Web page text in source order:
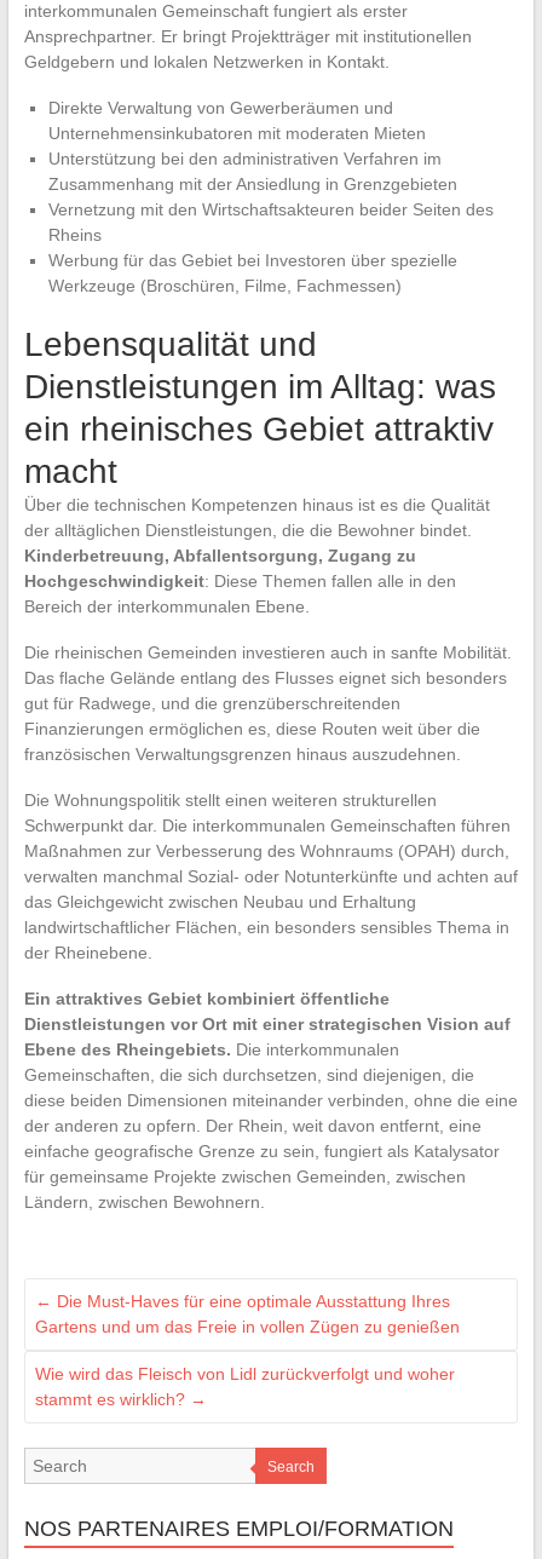
interkommunalen Gemeinschaft fungiert als erster
Ansprechpartner. Er bringt Projektträger mit institutionellen
Geldgebern und lokalen Netzwerken in Kontakt.
Direkte Verwaltung von Gewerberäumen und
Unternehmensinkubatoren mit moderaten Mieten
Unterstützung bei den administrativen Verfahren im
Zusammenhang mit der Ansiedlung in Grenzgebieten
Vernetzung mit den Wirtschaftsakteuren beider Seiten des
Rheins
Werbung für das Gebiet bei Investoren über spezielle
Werkzeuge (Broschüren, Filme, Fachmessen)
Lebensqualität und
Dienstleistungen im Alltag: was
ein rheinisches Gebiet attraktiv
macht
Über die technischen Kompetenzen hinaus ist es die Qualität
der alltäglichen Dienstleistungen, die die Bewohner bindet.
Kinderbetreuung, Abfallentsorgung, Zugang zu
Hochgeschwindigkeit: Diese Themen fallen alle in den
Bereich der interkommunalen Ebene.
Die rheinischen Gemeinden investieren auch in sanfte Mobilität.
Das flache Gelände entlang des Flusses eignet sich besonders
gut für Radwege, und die grenzüberschreitenden
Finanzierungen ermöglichen es, diese Routen weit über die
französischen Verwaltungsgrenzen hinaus auszudehnen.
Die Wohnungspolitik stellt einen weiteren strukturellen
Schwerpunkt dar. Die interkommunalen Gemeinschaften führen
Maßnahmen zur Verbesserung des Wohnraums (OPAH) durch,
verwalten manchmal Sozial- oder Notunterkünfte und achten auf
das Gleichgewicht zwischen Neubau und Erhaltung
landwirtschaftlicher Flächen, ein besonders sensibles Thema in
der Rheinebene.
Ein attraktives Gebiet kombiniert öffentliche
Dienstleistungen vor Ort mit einer strategischen Vision auf
Ebene des Rheingebiets. Die interkommunalen
Gemeinschaften, die sich durchsetzen, sind diejenigen, die
diese beiden Dimensionen miteinander verbinden, ohne die eine
der anderen zu opfern. Der Rhein, weit davon entfernt, eine
einfache geografische Grenze zu sein, fungiert als Katalysator
für gemeinsame Projekte zwischen Gemeinden, zwischen
Ländern, zwischen Bewohnern.
← Die Must-Haves für eine optimale Ausstattung Ihres
Gartens und um das Freie in vollen Zügen zu genießen
Wie wird das Fleisch von Lidl zurückverfolgt und woher
stammt es wirklich? →
Search
NOS PARTENAIRES EMPLOI/FORMATION